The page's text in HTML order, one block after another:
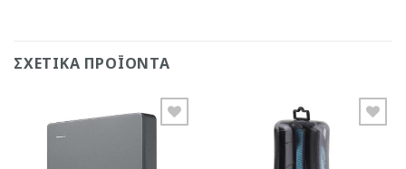
ΣΧΕΤΙΚΆ ΠΡΟΪΌΝΤΑ